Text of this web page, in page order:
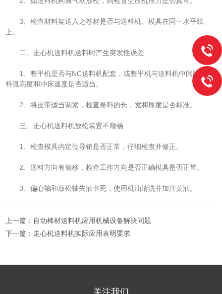
3、检查材料架送入之卷材是否与送料机、模具在同一水平线
上。
二、走心机送料机送料时产生突发性误差
1、整平机是否与NC送料机配套，或整平机与送料机中间距离及
料弧高度和冲床速度是否适当。
2、将皮带适当调紧，检查卷料的长，宽和厚度是否标准。
三、走心机送料机放松装置不顺畅
1、检查模具内定位导销是否正常，仔细检查并修正。
2、送料方向有偏移，检查工作方向是否正确模具是否正常。
3、偏心轴和放松轴失油卡死，使用机油清洗并加注黄油。
上一篇： 自动棒材送料机应用机械设备解决问题
下一篇： 走心机送料机实际应用表明要求
关注我们